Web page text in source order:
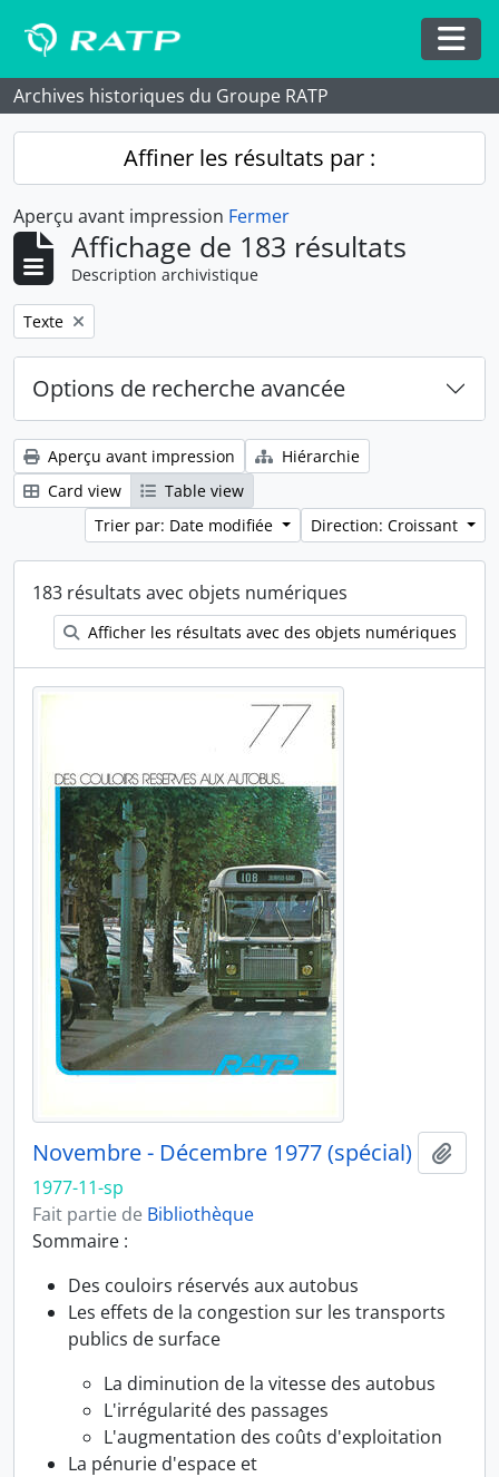
Archives historiques du Groupe RATP
Affiner les résultats par :
Aperçu avant impression Fermer
Affichage de 183 résultats
Description archivistique
Remove filter:
Texte
Options de recherche avancée
Aperçu avant impression
Hiérarchie
Card view
Table view
Trier par: Date modifiée
Direction: Croissant
183 résultats avec objets numériques
Afficher les résultats avec des objets numériques
Novembre - Décembre 1977 (spécial)
1977-11-sp
Fait partie de Bibliothèque
Sommaire :
Des couloirs réservés aux autobus
Les effets de la congestion sur les transports
publics de surface
La diminution de la vitesse des autobus
L'irrégularité des passages
L'augmentation des coûts d'exploitation
La pénurie d'espace et